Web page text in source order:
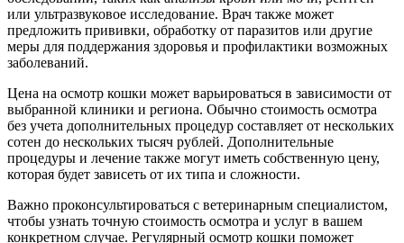
или ультразвуковое исследование. Врач также может
предложить прививки, обработку от паразитов или другие
меры для поддержания здоровья и профилактики возможных
заболеваний.
Цена на осмотр кошки может варьироваться в зависимости от
выбранной клиники и региона. Обычно стоимость осмотра
без учета дополнительных процедур составляет от нескольких
сотен до нескольких тысяч рублей. Дополнительные
процедуры и лечение также могут иметь собственную цену,
которая будет зависеть от их типа и сложности.
Важно проконсультироваться с ветеринарным специалистом,
чтобы узнать точную стоимость осмотра и услуг в вашем
конкретном случае. Регулярный осмотр кошки поможет